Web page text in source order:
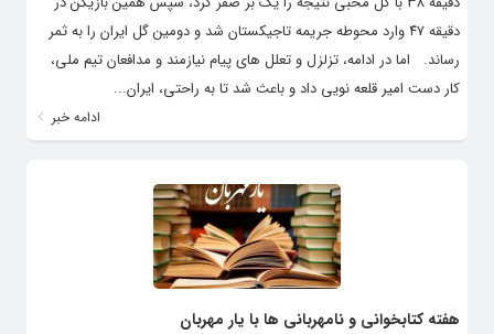
دقیقه ۴۷ وارد محوطه جریمه تاجیکستان شد و دومین گل ایران را به ثمر
رساند. اما در ادامه، تزلزل و تعلل های پیام نیازمند و مدافعان تیم ملی،
کار دست امیر قلعه نویی داد و باعث شد تا به راحتی، ایران...
ادامه خبر
هفته کتابخوانی و نامهربانی ها با یار مهربان